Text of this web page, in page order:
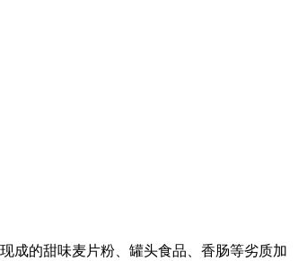
成的甜味麦片粉、罐头食品、香肠等劣质加